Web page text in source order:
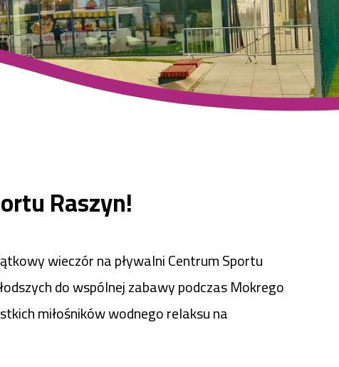
Raszyn!
wieczór na pływalni Centrum Sportu
do wspólnej zabawy podczas Mokrego
miłośników wodnego relaksu na